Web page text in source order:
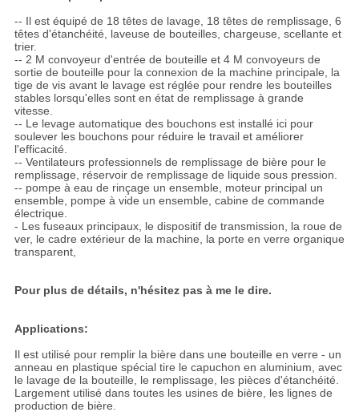
-- Il est équipé de 18 têtes de lavage, 18 têtes de remplissage, 6
têtes d'étanchéité, laveuse de bouteilles, chargeuse, scellante et
trier.
-- 2 M convoyeur d'entrée de bouteille et 4 M convoyeurs de
sortie de bouteille pour la connexion de la machine principale, la
tige de vis avant le lavage est réglée pour rendre les bouteilles
stables lorsqu'elles sont en état de remplissage à grande
vitesse.
-- Le levage automatique des bouchons est installé ici pour
soulever les bouchons pour réduire le travail et améliorer
l'efficacité.
-- Ventilateurs professionnels de remplissage de bière pour le
remplissage, réservoir de remplissage de liquide sous pression.
-- pompe à eau de rinçage un ensemble, moteur principal un
ensemble, pompe à vide un ensemble, cabine de commande
électrique.
- Les fuseaux principaux, le dispositif de transmission, la roue de
ver, le cadre extérieur de la machine, la porte en verre organique
transparent,
Pour plus de détails, n'hésitez pas à me le dire.
Applications:
Il est utilisé pour remplir la bière dans une bouteille en verre - un
anneau en plastique spécial tire le capuchon en aluminium, avec
le lavage de la bouteille, le remplissage, les pièces d'étanchéité.
Largement utilisé dans toutes les usines de bière, les lignes de
production de bière.